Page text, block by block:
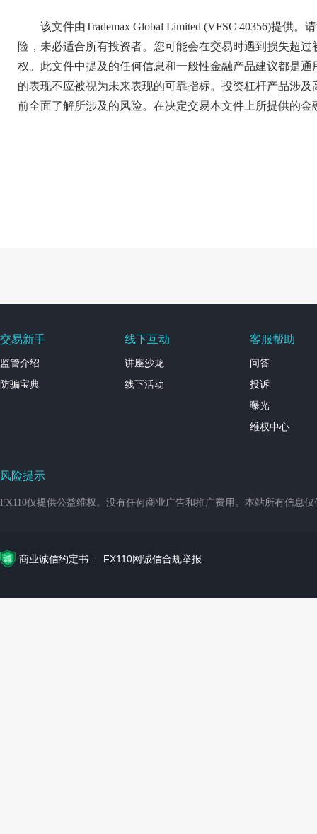
该文件由Trademax Global Limited (VFSC 40356)提供
险，未必适合所有投资者。您可能会在交易时遇到损失超
权。此文件中提及的任何信息和一般性金融产品建议都是
的表现不应被视为未来表现的可靠指标。投资杠杆产品涉
前全面了解所涉及的风险。在决定交易本文件上所提供的
交易新手
监管介绍
防骗宝典
线下互动
讲座沙龙
线下活动
客服帮助
问答
投诉
曝光
维权中心
风险提示
FX110仅提供公益维权。没有任何商业广告和推广费用。本站所有信息
商业诚信约定书 FX110网诚信合规举报